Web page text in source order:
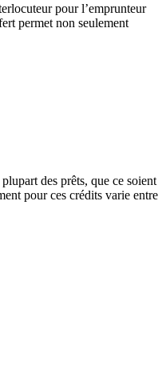
pour l’emprunteur
permet non seulement
des prêts, que ce soient
pour ces crédits varie entre